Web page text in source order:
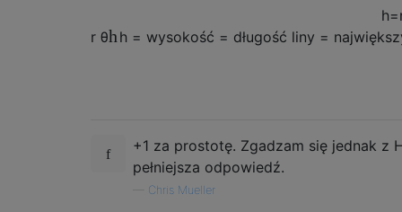
h=
r θh h = wysokość = długość liny =
+1 za prostotę. Zgadzam się jednak z
pełniejsza odpowiedź.
Chris Mueller